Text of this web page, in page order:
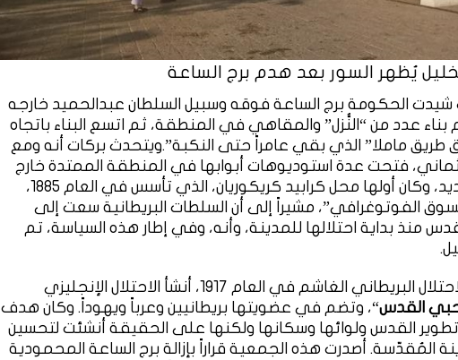
يُظهر السور بعد هدم برج الساعة
شيدت الحكومة برج الساعة فوقه وسبيل السلطان عبدالحميد خارجه
عدد من “النُّزل” والمقاهي في المنطقة، ثم اتسع البناء باتجاه
ماملا” الذي بقي عامراً حتى النكبة”.ويتحدث بركات أنه ومع
فتحت عدة استوديوهات أبوابها في المنطقة الممتدة خارج
السور بين باب الخليل وباب الجديد، وكان أولها محل كرابيد كريكوريان، الذي تأسس في العام 1885،
الفوتوغرافي”، مشيراً إلى أن السلطات البريطانية سعت إلى
منذ بداية احتلالها للمدينة، وأنه، وفي إطار هذه السياسة، تم
وبعد سقوط فلسطين تحت الاحتلال البريطاني الغاشم في العام 1917، أنشأ الاحتلال الإنجليزي
القدس“، وتضم في عضويتها بريطانيين وعرباً ويهوداً. وكان هدف
القدس ولوائها وسكانها ولكنها على الحقيقة أنشئت لتحسين
المُقدّسة. أصدرت هذه الجمعية قراراً بإزالة برج الساعة المحمودية